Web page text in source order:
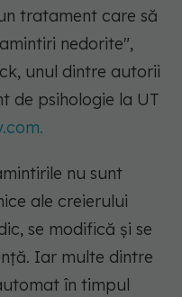
tratament care să
nedorite",
unul dintre autorii
de psihologie la UT
nu sunt
ale creierului
se modifică și se
Iar multe dintre
în timpul